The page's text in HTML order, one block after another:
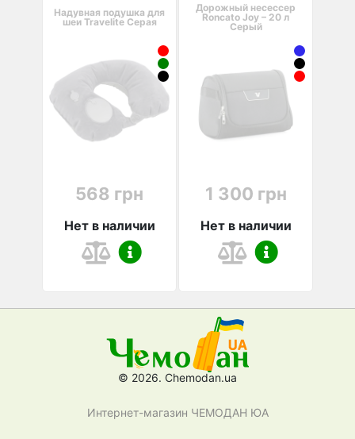
Надувная подушка для
шеи Travelite Серая
568 грн
Нет в наличии
Дорожный несессер
Roncato Joy – 20 л
Серый
1 300 грн
Нет в наличии
© 2026. Chemodan.ua
Интернет-магазин ЧЕМОДАН ЮА